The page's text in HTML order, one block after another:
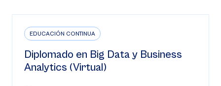
EDUCACIÓN CONTINUA
Diplomado en Gerencia de Riesgos
(Virtual)